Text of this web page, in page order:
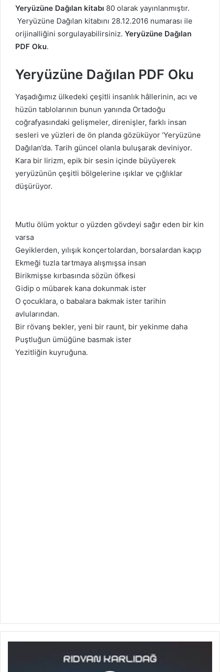
Yeryüzüne Dağılan kitabı 80 olarak yayınlanmıştır.
Yeryüzüne Dağılan kitabını 28.12.2016 numarası ile
orijinalliğini sorgulayabilirsiniz. Yeryüzüne Dağılan
PDF Oku.
Yeryüzüne Dağılan PDF Oku
Yaşadığımız ülkedeki çeşitli insanlık hâllerinin, acı ve
hüzün tablolarının bunun yanında Ortadoğu
coğrafyasındaki gelişmeler, direnişler, farklı insan
sesleri ve yüzleri de ön planda gözüküyor ‘Yeryüzüne
Dağılan’da. Tarih güncel olanla buluşarak deviniyor.
Kara bir lirizm, epik bir sesin içinde büyüyerek
yeryüzünün çeşitli bölgelerine ışıklar ve çığlıklar
düşürüyor.
Mutlu ölüm yoktur o yüzden gövdeyi sağır eden bir kin
varsa
Geyiklerden, yılışık konçertolardan, borsalardan kaçıp
Ekmeği tuzla tartmaya alışmışsa insan
Birikmişse kırbasında sözün öfkesi
Gidip o mübarek kana dokunmak ister
O çocuklara, o babalara bakmak ister tarihin
avlularından.
Bir rövanş bekler, yeni bir raunt, bir yekinme daha
Puştluğun ümüğüne basmak ister
Yezitliğin kuyruğuna.